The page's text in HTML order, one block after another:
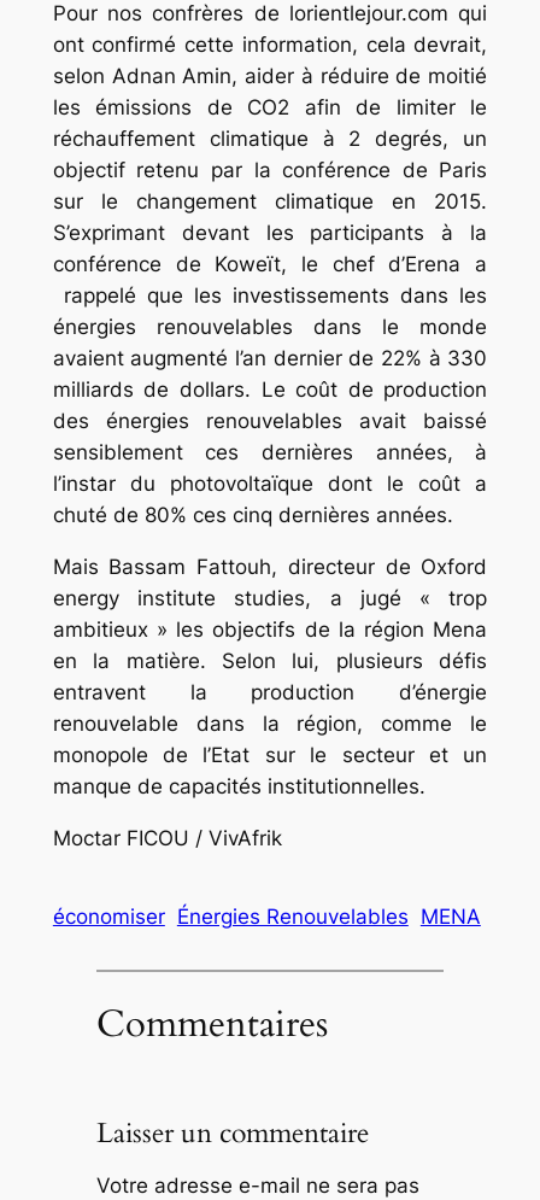
Pour nos confrères de lorientlejour.com qui
ont confirmé cette information, cela devrait,
selon Adnan Amin, aider à réduire de moitié
les émissions de CO2 afin de limiter le
réchauffement climatique à 2 degrés, un
objectif retenu par la conférence de Paris
sur le changement climatique en 2015.
S’exprimant devant les participants à la
conférence de Koweït, le chef d’Erena a
rappelé que les investissements dans les
énergies renouvelables dans le monde
avaient augmenté l’an dernier de 22% à 330
milliards de dollars. Le coût de production
des énergies renouvelables avait baissé
sensiblement ces dernières années, à
l’instar du photovoltaïque dont le coût a
chuté de 80% ces cinq dernières années.
Mais Bassam Fattouh, directeur de Oxford
energy institute studies, a jugé « trop
ambitieux » les objectifs de la région Mena
en la matière. Selon lui, plusieurs défis
entravent la production d’énergie
renouvelable dans la région, comme le
monopole de l’Etat sur le secteur et un
manque de capacités institutionnelles.
Moctar FICOU / VivAfrik
économiser Énergies Renouvelables MENA
Commentaires
Laisser un commentaire
Votre adresse e-mail ne sera pas